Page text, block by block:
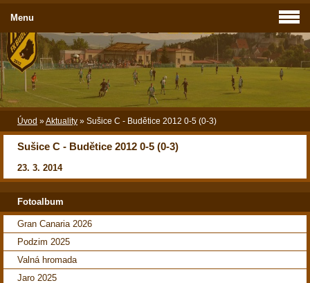
Úvod »Aktuality » Sušice C - Budětice 2012 0-5 (0-3)
Sušice C - Budětice 2012 0-5 (0-3)
23. 3. 2014
Menu
Fotoalbum
Gran Canaria 2026
Podzim 2025
Valná hromada
Jaro 2025